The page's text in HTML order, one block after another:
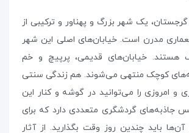
یک شهر بزرگ و پهناور و ترکیبی از
مدرن است. خیابان‌های اصلی این شهر
هستند. خیابان‌های قدیمی، پرپیچ و خم
کوچک منتهی می‌شوند. هم زندگی سنتی
و امروزی را می‌توانید در گوشه و کنار این
جاذبه‌های گردشگری متعددی دارد که برای
باید چندین روز وقت بگذارید. از آثار